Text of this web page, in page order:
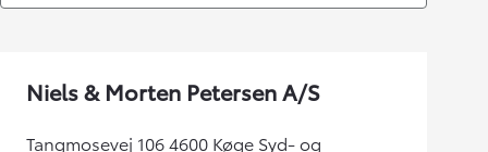
Niels & Morten Petersen A/S
Tangmosevej 106 4600 Køge Syd- og